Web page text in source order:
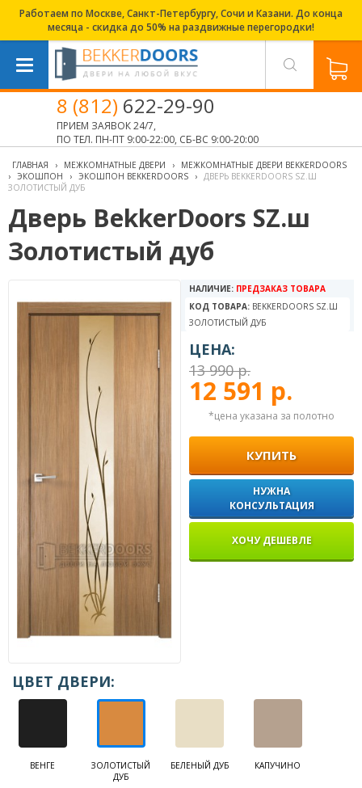
Работаем по Москве, Санкт-Петербургу, Сочи и Казани. До конца
месяца - скидка до 50% на раздвижные перегородки!
8 (812) 622-29-90
ПРИЕМ ЗАЯВОК 24/7,
ПО ТЕЛ. ПН-ПТ 9:00-22:00, СБ-ВС 9:00-20:00
ГЛАВНАЯ › МЕЖКОМНАТНЫЕ ДВЕРИ ›
МЕЖКОМНАТНЫЕ ДВЕРИ BEKKERDOORS
› ЭКОШПОН › ЭКОШПОН BEKKERDOORS › ДВЕРЬ BEKKERDOORS SZ.Ш
ЗОЛОТИСТЫЙ ДУБ
Дверь BekkerDoors SZ.ш
Золотистый дуб
НАЛИЧИЕ: ПРЕДЗАКАЗ ТОВАРА
КОД ТОВАРА: BEKKERDOORS SZ.Ш
ЗОЛОТИСТЫЙ ДУБ
ЦЕНА:
13 990 р.
12 591 р.
*цена указана за полотно
КУПИТЬ
НУЖНА
КОНСУЛЬТАЦИЯ
ХОЧУ ДЕШЕВЛЕ
ЦВЕТ ДВЕРИ:
ВЕНГЕ
ЗОЛОТИСТЫЙ
ДУБ
БЕЛЕНЫЙ ДУБ КАПУЧИНО